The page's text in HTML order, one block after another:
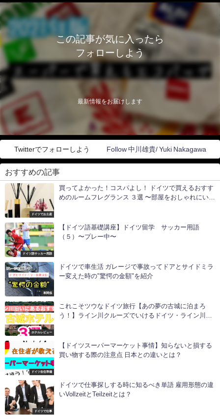
この記事が気に入ったら
フォローしよう
最新情報をお届けします
Twitterでフォローしよう Follow 中川雄貴/ Yuki Nakagawa
おすすめの記事
ドイツでお土産
買ってよかった！コスパよし！ ドイツで買えるおすす
めのルームフレグランス ３選 〜部屋をおしゃれにいい
ドイツ語サッカー用語
【ドイツ語基礎講座】ドイツ留学 サッカー用語
（５）〜プレー中〜
車関係
ドイツで車生活 ガレージで事故ってドアとサイドミラ
ー変えた時の"驚愕の金額"を紹介
ホテルレビュー
これこそツウなドイツ旅行【あの夢の古城に泊まろ
う！】ライン川クルーズでいけるドイツ・ライン川沿
ドイツ在住準備
【ドイツスーパーマーケット事情】知らないと損する
買い物する際の注意点 日本との違いとは？
ドイツで仕事
ドイツで仕事探しする時に知るべき単語 雇用形態の違
いVollzeitとTeilzeitとは？